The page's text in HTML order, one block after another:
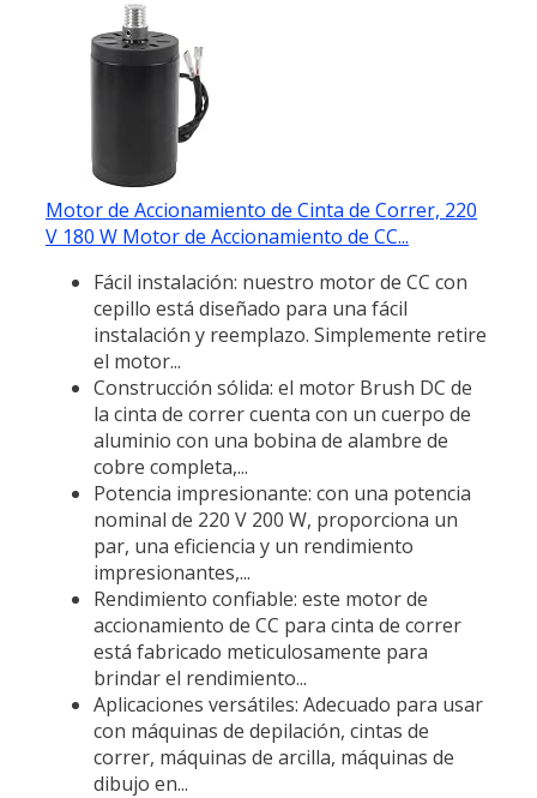
Motor de Accionamiento de Cinta de Correr, 220
V 180 W Motor de Accionamiento de CC...
Fácil instalación: nuestro motor de CC con
cepillo está diseñado para una fácil
instalación y reemplazo. Simplemente retire
el motor...
Construcción sólida: el motor Brush DC de
la cinta de correr cuenta con un cuerpo de
aluminio con una bobina de alambre de
cobre completa,...
Potencia impresionante: con una potencia
nominal de 220 V 200 W, proporciona un
par, una eficiencia y un rendimiento
impresionantes,...
Rendimiento confiable: este motor de
accionamiento de CC para cinta de correr
está fabricado meticulosamente para
brindar el rendimiento...
Aplicaciones versátiles: Adecuado para usar
con máquinas de depilación, cintas de
correr, máquinas de arcilla, máquinas de
dibujo en...